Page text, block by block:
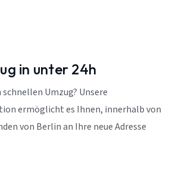
in unter 24h
schnellen Umzug? Unsere
ermöglicht es Ihnen, innerhalb von
von Berlin an Ihre neue Adresse